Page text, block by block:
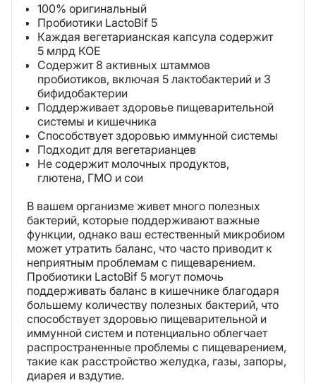
100% оригинальный
Пробиотики LactoBif 5
Каждая вегетарианская капсула содержит
5 млрд КОЕ
Содержит 8 активных штаммов
пробиотиков, включая 5 лактобактерий и 3
бифидобактерии
Поддерживает здоровье пищеварительной
системы и кишечника
Способствует здоровью иммунной системы
Подходит для вегетарианцев
Не содержит молочных продуктов,
глютена, ГМО и сои
В вашем организме живет много полезных
бактерий, которые поддерживают важные
функции, однако ваш естественный микробиом
может утратить баланс, что часто приводит к
неприятным проблемам с пищеварением.
Пробиотики LactoBif 5 могут помочь
поддерживать баланс в кишечнике благодаря
большему количеству полезных бактерий, что
способствует здоровью пищеварительной и
иммунной систем и потенциально облегчает
распространенные проблемы с пищеварением,
такие как расстройство желудка, газы, запоры,
диарея и вздутие.